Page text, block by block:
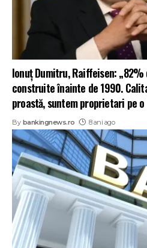
Ionuț Dumitru, Raiffeisen:
construite înainte de 1990.
proastă, suntem proprietari pe o
By bankingnews.ro 8 ani ago